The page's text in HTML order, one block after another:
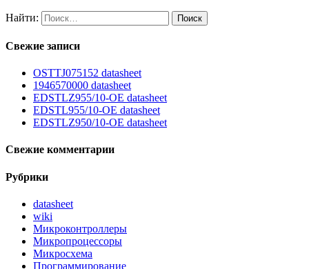
Найти:
Свежие записи
OSTTJ075152 datasheet
1946570000 datasheet
EDSTLZ955/10-OE datasheet
EDSTL955/10-OE datasheet
EDSTLZ950/10-OE datasheet
Свежие комментарии
Рубрики
datasheet
wiki
Микроконтроллеры
Микропроцессоры
Микросхема
Программирование